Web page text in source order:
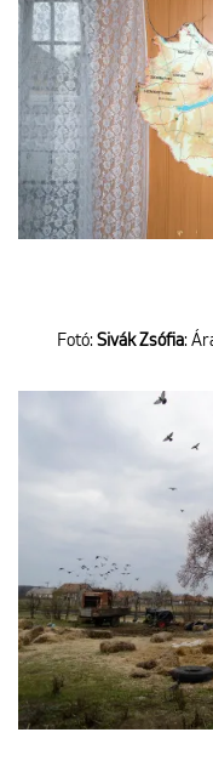
Fotó: Sivák Zsófia: